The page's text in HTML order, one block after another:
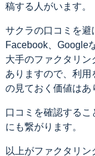
稿する人がいます。
サクラの口コミを避
Facebook、Google
大手のファクタリ
ありますので、利
の見ておく価値はあ
口コミを確認するこ
にも繋がります。
以上がファクタリ